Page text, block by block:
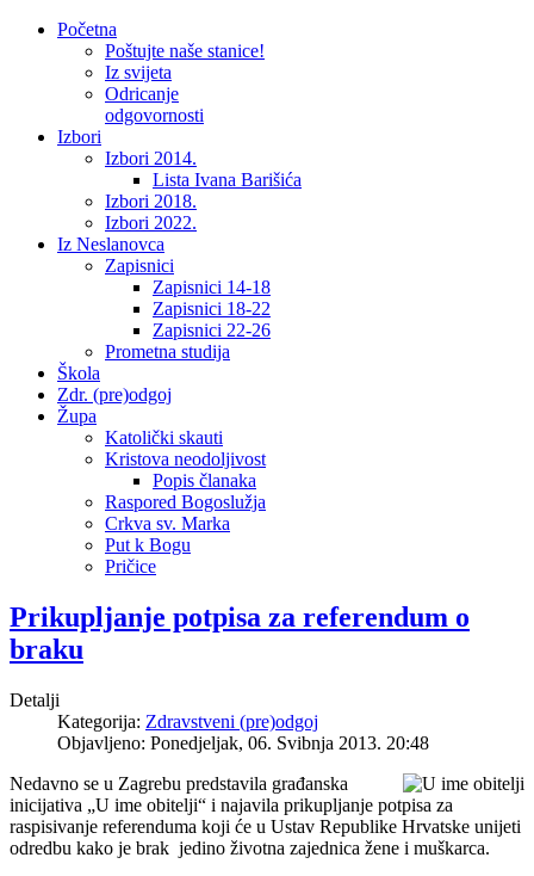
Početna
Poštujte naše stanice!
Iz svijeta
Odricanje
odgovornosti
Izbori
Izbori 2014.
Lista Ivana Barišića
Izbori 2018.
Izbori 2022.
Iz Neslanovca
Zapisnici
Zapisnici 14-18
Zapisnici 18-22
Zapisnici 22-26
Prometna studija
Škola
Zdr. (pre)odgoj
Župa
Katolički skauti
Kristova neodoljivost
Popis članaka
Raspored Bogoslužja
Crkva sv. Marka
Put k Bogu
Pričice
Prikupljanje potpisa za referendum o
braku
Detalji
Kategorija: Zdravstveni (pre)odgoj
Objavljeno: Ponedjeljak, 06. Svibnja 2013. 20:48
Nedavno se u Zagrebu predstavila građanska
inicijativa „U ime obitelji“ i najavila prikupljanje potpisa za
raspisivanje referenduma koji će u Ustav Republike Hrvatske unijeti
odredbu kako je brak jedino životna zajednica žene i muškarca.